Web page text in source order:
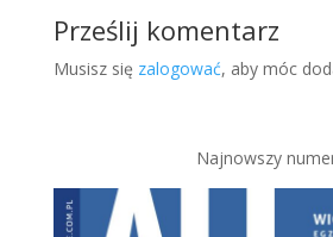
Prześlij komentarz
Musisz się zalogować, aby móc
Najnowszy